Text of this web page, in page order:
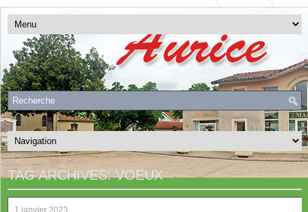
TAG ARCHIVES:VOEUX
1 janvier 2023